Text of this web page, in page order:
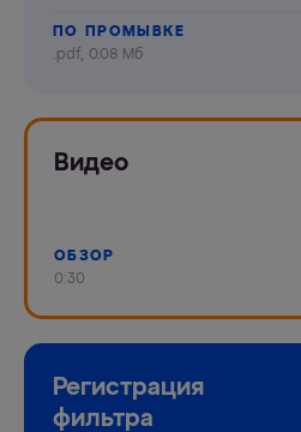
ПО ПРОМЫВКЕ
.pdf, 0.08 Мб
Видео
ОБЗОР
0:30
Регистрация
фильтра